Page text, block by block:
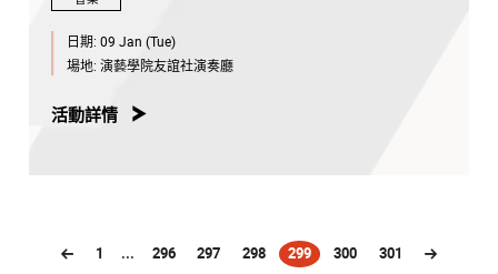
日期: 09 Jan (Tue)
場地: 演藝學院友誼社演奏廳
活動詳情
1 ... 296 297 298 299
(current)300 301